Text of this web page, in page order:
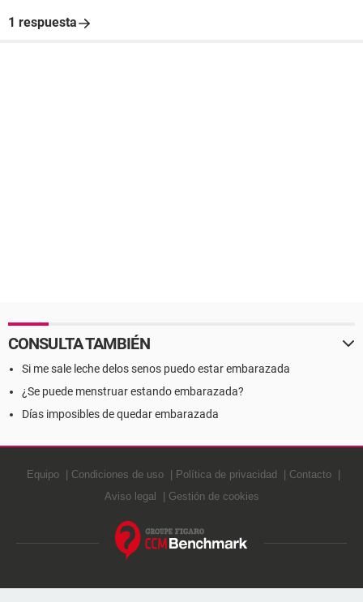
1 respuesta
CONSULTA TAMBIÉN
Si me sale leche delos senos puedo estar embarazada
¿Se puede menstruar estando embarazada?
Días imposibles de quedar embarazada
Equipo Condiciones de uso Política de privacidad
Contacto
Aviso legal
Gestión de cookies